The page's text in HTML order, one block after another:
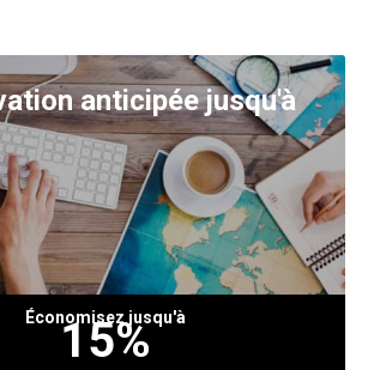
anticipée jusqu'à
Économisez jusqu'à
15%